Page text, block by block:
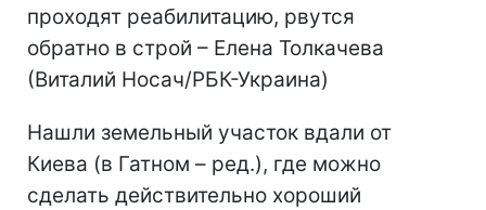
проходят реабилитацию, рвутся
обратно в строй – Елена Толкачева
(Виталий Носач/РБК-Украина)
Нашли земельный участок вдали от
Киева (в Гатном – ред.), где можно
сделать действительно хороший